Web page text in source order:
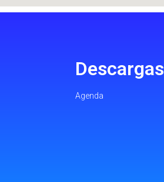
Descargas
Agenda